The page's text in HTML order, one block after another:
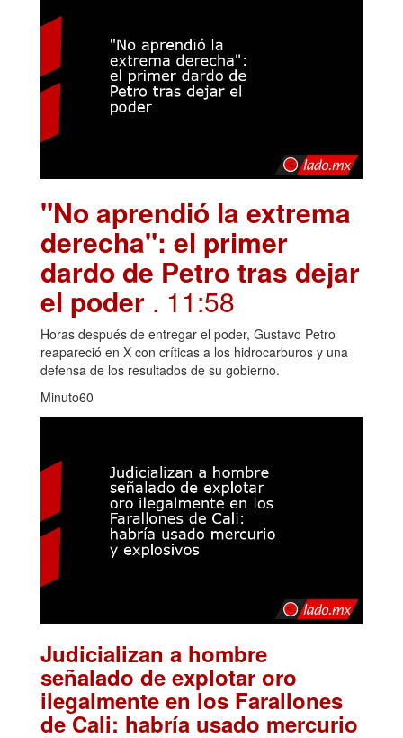
"No aprendió la extrema
derecha": el primer
dardo de Petro tras dejar
el poder . 11:58
Horas después de entregar el poder, Gustavo Petro
reapareció en X con críticas a los hidrocarburos y una
defensa de los resultados de su gobierno.
Minuto60
Judicializan a hombre
señalado de explotar oro
ilegalmente en los Farallones
de Cali: habría usado mercurio